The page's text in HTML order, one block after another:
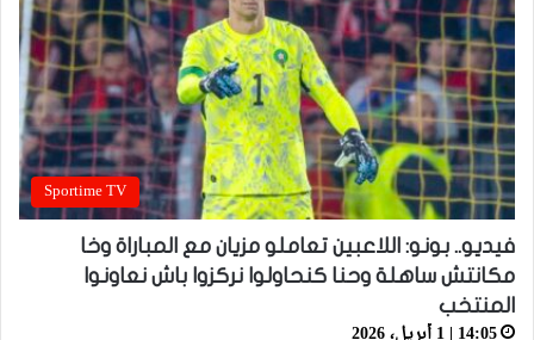
Sportime TV
فيديو.. بونو: اللاعبين تعاملو مزيان مع المباراة وخا
مكانتش ساهلة وحنا كنحاولوا نركزوا باش نعاونوا
المنتخب